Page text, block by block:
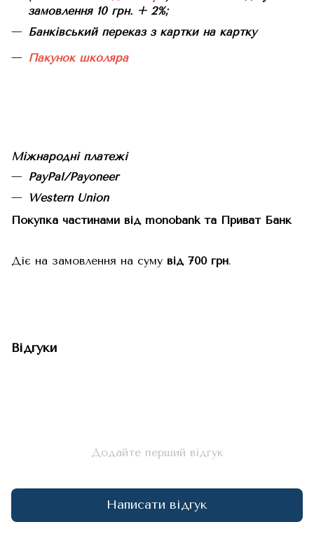
замовлення 10 грн. + 2%;
Банківський переказ з картки на картку
Пакунок школяра
Міжнародні платежі
PayPal/Payoneer
Western Union
Покупка частинами від monobank та Приват Банк
Діє на замовлення на суму від 700 грн.
Відгуки
Додайте перший відгук
Написати відгук